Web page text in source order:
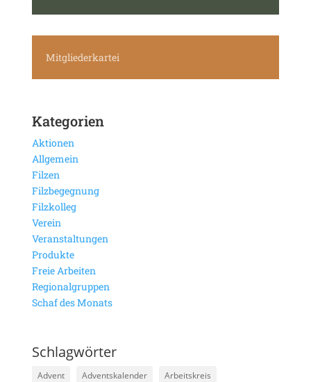
Mitgliederkartei
Kategorien
Aktionen
Allgemein
Filzen
Filzbegegnung
Filzkolleg
Verein
Veranstaltungen
Produkte
Freie Arbeiten
Regionalgruppen
Schaf des Monats
Schlagwörter
Advent Adventskalender
Arbeitskreis